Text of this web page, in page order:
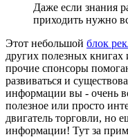
Даже если знания
приходить нужно
Этот небольшой блок
других полезных книгах
прочие спонсоры
развиваться и
информации вы - очень
полезное или просто
двигатель торговли, но
информации! Тут за